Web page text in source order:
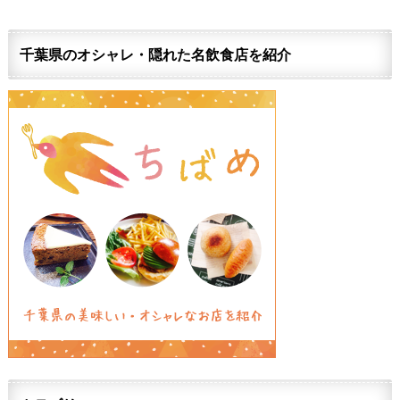
千葉県のオシャレ・隠れた名飲食店を紹介